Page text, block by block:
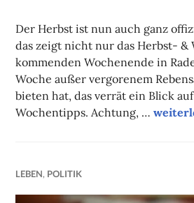
Der Herbst ist nun auch ganz
das zeigt nicht nur das Herbst- &
kommenden Wochenende in
Woche außer vergorenem
bieten hat, das verrät ein Blick
Wochentipps. Achtung, …Unsere
LEBEN, POLITIK